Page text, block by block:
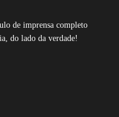
de imprensa completo
do lado da verdade!